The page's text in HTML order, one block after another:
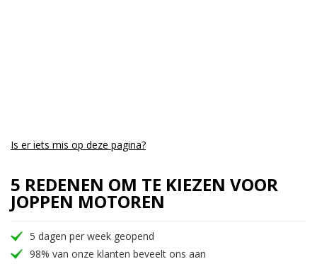
Is er iets mis op deze pagina?
5 REDENEN OM TE KIEZEN VOOR
JOPPEN MOTOREN
5 dagen per week geopend
98% van onze klanten beveelt ons aan